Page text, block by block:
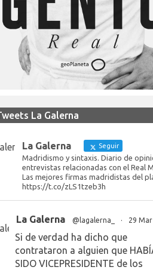
La Galerna
La Galerna Seguir
Madridismo y sintaxis. Diario de
entrevistas relacionadas con el Real
Las mejores firmas madridistas del
https://t.co/zLS1tzeb3h
La Galerna @lagalerna_ · 29 Mar
Si de verdad ha dicho que
contrataron a alguien que
SIDO VICEPRESIDENTE de los